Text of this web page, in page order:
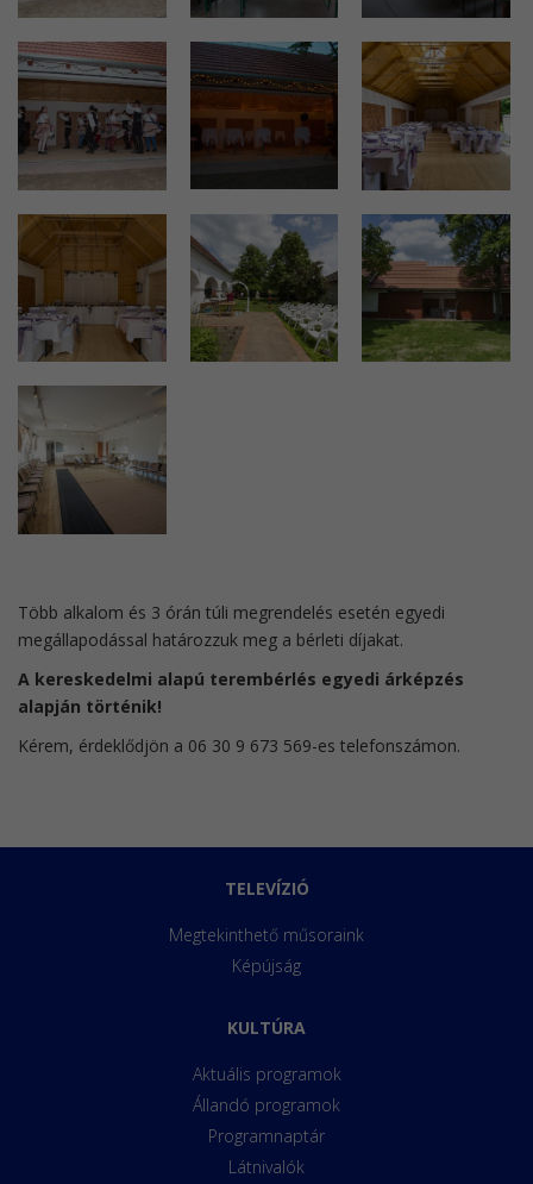
Több alkalom és 3 órán túli megrendelés esetén egyedi
megállapodással határozzuk meg a bérleti díjakat.
A kereskedelmi alapú terembérlés egyedi árképzés
alapján történik!
Kérem, érdeklődjön a 06 30 9 673 569-es telefonszámon.
TELEVÍZIÓ
Megtekinthető műsoraink
Képújság
KULTÚRA
Aktuális programok
Állandó programok
Programnaptár
Látnivalók